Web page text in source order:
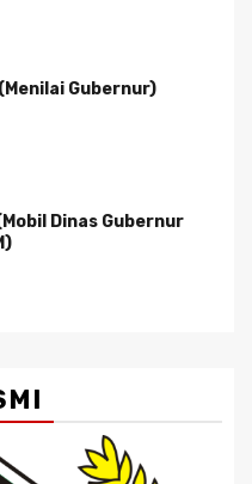
(Menilai Gubernur)
Dinas Gubernur